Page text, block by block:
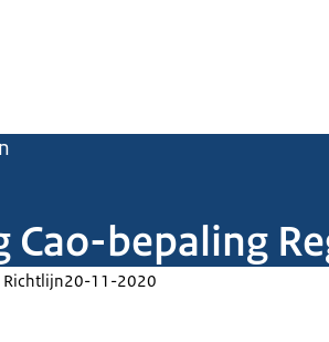
Cao-bepaling
Richtlijn20-11-2020